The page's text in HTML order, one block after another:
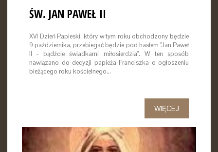
ŚW. JAN PAWEŁ II
XVI Dzień Papieski, który w tym roku obchodzony będzie
9 października, przebiegać będzie pod hasłem "Jan Paweł
II - bądźcie świadkami miłosierdzia". W ten sposób
nawiązano do decyzji papieża Franciszka o ogłoszeniu
bieżącego roku kościelnego…
WIĘCEJ